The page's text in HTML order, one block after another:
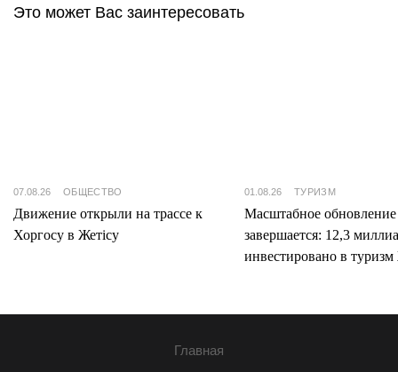
Это может Вас заинтересовать
07.08.26 ОБЩЕСТВО
Движение открыли на трассе к
Хоргосу в Жетісу
01.08.26 ТУРИЗМ
Масштабное
завершается: 12,3
инвестировано в туризм
Главная